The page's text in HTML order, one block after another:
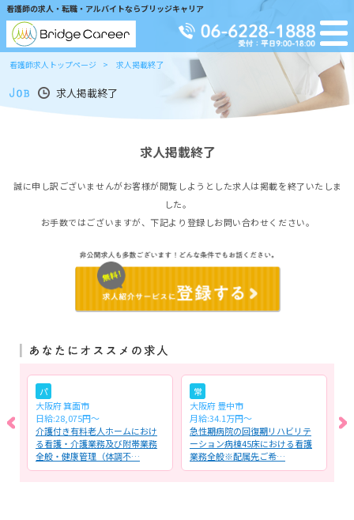
看護師の求人・転職・アルバイトならブリッジキャリア
看護師求人トップページ 求人掲載終了
求人掲載終了
求人掲載終了
誠に申し訳ございませんがお客様が閲覧しようとした求人は掲載を終了いたしま
した。
お手数ではございますが、下記より登録しお問い合わせください。
パ
大阪府 箕面市
日給:28,075円～
介護付き有料老人ホームにおけ
る看護・介護業務及び附帯業務
全般・健康管理（体調不…
常
大阪府 豊中市
月給:34.1万円～
急性期病院の回復期リハビリテ
ーション病棟45床における看護
業務全般※配属先ご希…